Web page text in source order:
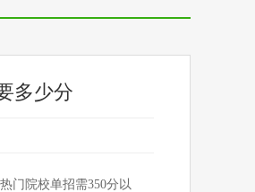
多少分
门院校单招需350分以